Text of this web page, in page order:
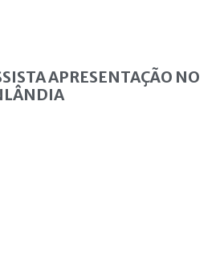
APRESENTAÇÃO NO